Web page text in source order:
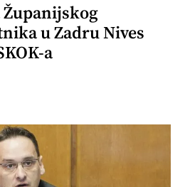
Županijskog
u Zadru Nives
a